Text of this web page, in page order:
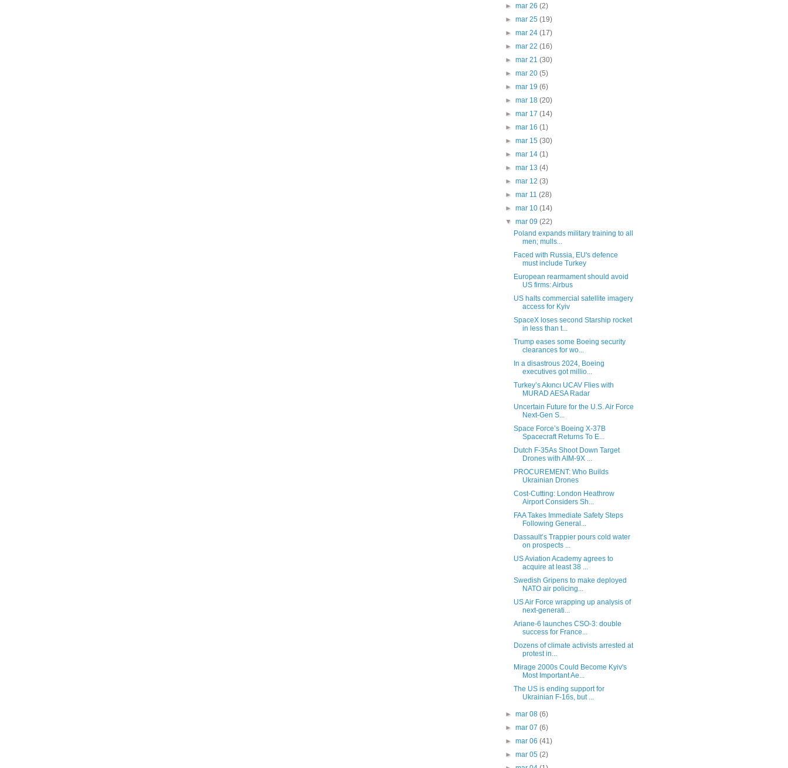
► mar 26 (2)
► mar 25 (19)
► mar 24 (17)
► mar 22 (16)
► mar 21 (30)
► mar 20 (5)
► mar 19 (6)
► mar 18 (20)
► mar 17 (14)
► mar 16 (1)
► mar 15 (30)
► mar 14 (1)
► mar 13 (4)
► mar 12 (3)
► mar 11 (28)
► mar 10 (14)
▼ mar 09 (22)
Poland expands military training to all
men; mulls...
Faced with Russia, EU's defence
must include Turkey
European rearmament should avoid
US firms: Airbus
US halts commercial satellite imagery
access for Kyiv
SpaceX loses second Starship rocket
in less than t...
Trump eases some Boeing security
clearances for wo...
In a disastrous 2024, Boeing
executives got millio...
Turkey’s Akıncı UCAV Flies with
MURAD AESA Radar
Uncertain Future for the U.S. Air Force
Next-Gen S...
Space Force’s Boeing X-37B
Spacecraft Returns To E...
Dutch F-35As Shoot Down Target
Drones with AIM-9X ...
PROCUREMENT: Who Builds
Ukrainian Drones
Cost-Cutting: London Heathrow
Airport Considers Sh...
FAA Takes Immediate Safety Steps
Following General...
Dassault’s Trappier pours cold water
on prospects ...
US Aviation Academy agrees to
acquire at least 38 ...
Swedish Gripens to make deployed
NATO air policing...
US Air Force wrapping up analysis of
next-generati...
Ariane-6 launches CSO-3: double
success for France...
Dozens of climate activists arrested at
protest in...
Mirage 2000s Could Become Kyiv's
Most Important Ae...
The US is ending support for
Ukrainian F-16s, but ...
► mar 08 (6)
► mar 07 (6)
► mar 06 (41)
► mar 05 (2)